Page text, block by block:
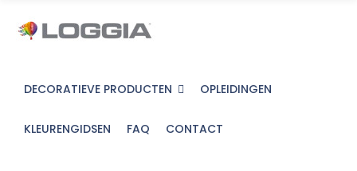
DECORATIEVE PRODUCTEN OPLEIDINGEN
KLEURENGIDSEN FAQ CONTACT